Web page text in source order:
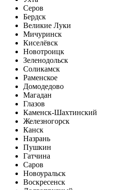
Серов
Бердск
Великие Луки
Мичуринск
Киселёвск
Новотроицк
Зеленодольск
Соликамск
Раменское
Домодедово
Магадан
Глазов
Каменск-Шахтинский
Железногорск
Канск
Назрань
Пушкин
Гатчина
Саров
Новоуральск
Воскресенск